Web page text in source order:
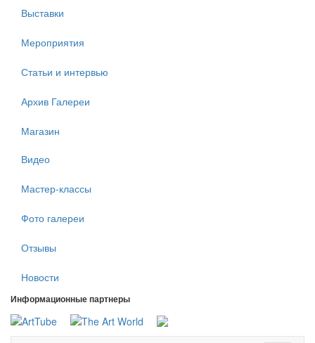
Выставки
Мероприятия
Статьи и интервью
Архив Галереи
Магазин
Видео
Мастер-классы
Фото галереи
Отзывы
Новости
Информационные партнеры